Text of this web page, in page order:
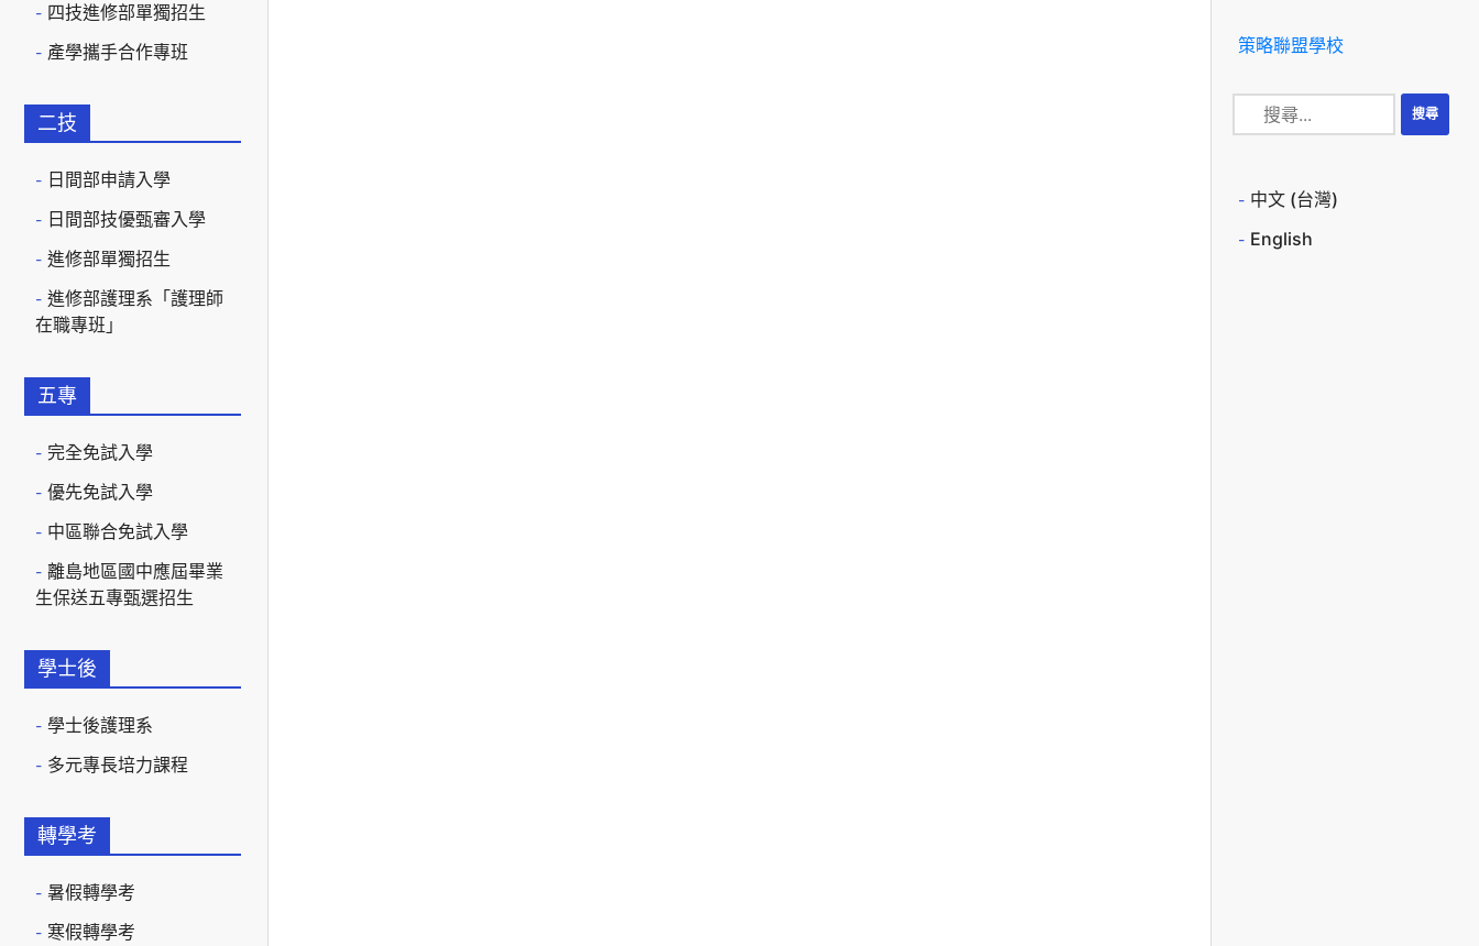
四技進修部單獨招生
產學攜手合作專班
二技
日間部申請入學
日間部技優甄審入學
進修部單獨招生
進修部護理系「護理師
在職專班」
五專
完全免試入學
優先免試入學
中區聯合免試入學
離島地區國中應屆畢業
生保送五專甄選招生
學士後
學士後護理系
多元專長培力課程
轉學考
暑假轉學考
寒假轉學考
策略聯盟學校
中文 (台灣)
English